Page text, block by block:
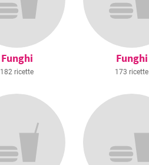
Funghi
182 ricette
Funghi
173 ricette